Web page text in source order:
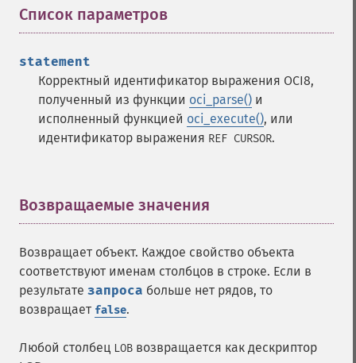
Список параметров
statement
Корректный идентификатор выражения OCI8,
полученный из функции oci_parse() и
исполненный функцией oci_execute(), или
идентификатор выражения REF CURSOR.
Возвращаемые значения
Возвращает объект. Каждое свойство объекта
соответствуют именам столбцов в строке. Если в
результате запроса больше нет рядов, то
возвращает false.
Любой столбец LOB возвращается как дескриптор